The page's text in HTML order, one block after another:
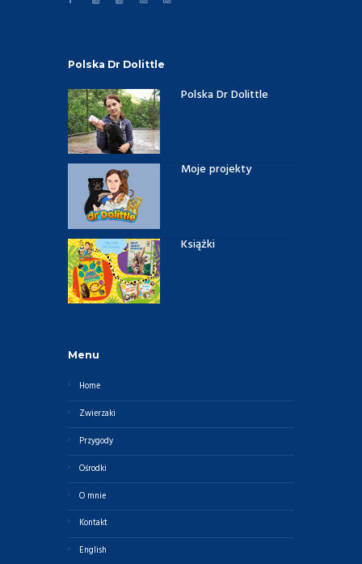
Polska Dr Dolittle
Polska Dr Dolittle
Moje projekty
Książki
Menu
Home
Zwierzaki
Przygody
Ośrodki
O mnie
Kontakt
English